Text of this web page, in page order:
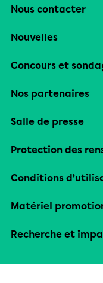
Nous contacter
Nouvelles
Concours et
Nos partenaires
Salle de presse
Protection des
Conditions
Matériel
Recherche et